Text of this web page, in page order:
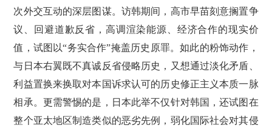
次外交互动的深层图谋。访韩期间，高市早苗刻意搁置争
议、回避道歉反省，高调渲染能源、经济合作的现实价
值，试图以“务实合作”掩盖历史原罪。如此的粉饰动作，
与日本右翼既不真诚反省侵略历史，又想通过淡化矛盾、
利益置换来换取对本国诉求认可的历史修正主义本质一脉
相承。更需警惕的是，日本此举不仅针对韩国，还试图在
整个亚太地区制造类似的恶劣先例，弱化国际社会对其侵